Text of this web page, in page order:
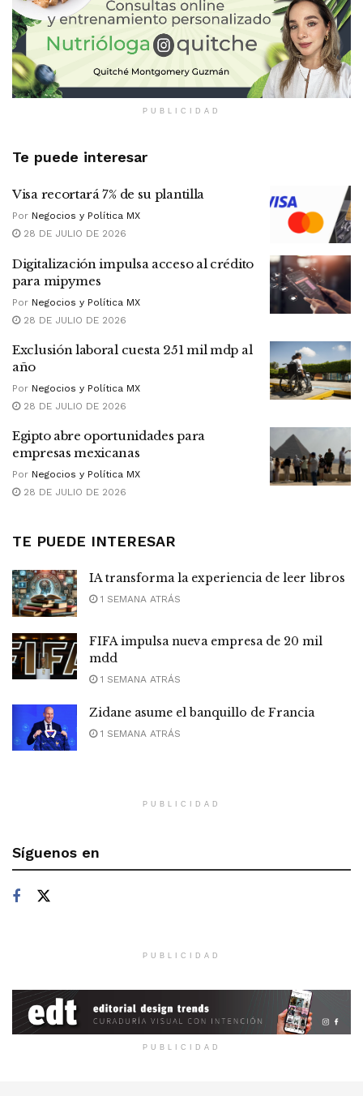
PUBLICIDAD
Te puede interesar
Visa recortará 7% de su plantilla
Por Negocios y Política MX
28 DE JULIO DE 2026
Digitalización impulsa acceso al crédito
para mipymes
Por Negocios y Política MX
28 DE JULIO DE 2026
Exclusión laboral cuesta 251 mil mdp al
año
Por Negocios y Política MX
28 DE JULIO DE 2026
Egipto abre oportunidades para
empresas mexicanas
Por Negocios y Política MX
28 DE JULIO DE 2026
TE PUEDE INTERESAR
IA transforma la experiencia de leer libros
1 SEMANA ATRÁS
FIFA impulsa nueva empresa de 20 mil
mdd
1 SEMANA ATRÁS
Zidane asume el banquillo de Francia
1 SEMANA ATRÁS
PUBLICIDAD
Síguenos en
PUBLICIDAD
PUBLICIDAD